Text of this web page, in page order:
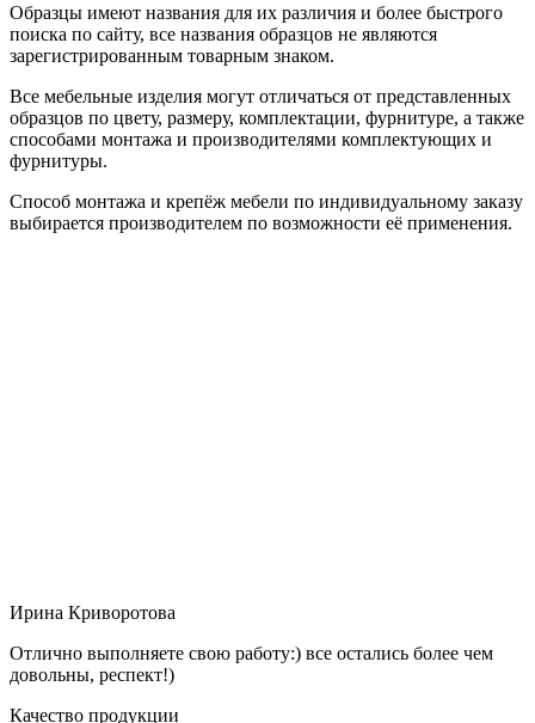
Образцы имеют названия для их различия и более быстрого
поиска по сайту, все названия образцов не являются
зарегистрированным товарным знаком.
Все мебельные изделия могут отличаться от представленных
образцов по цвету, размеру, комплектации, фурнитуре, а также
способами монтажа и производителями комплектующих и
фурнитуры.
Способ монтажа и крепёж мебели по индивидуальному заказу
выбирается производителем по возможности её применения.
Ирина Криворотова
Отлично выполняете свою работу:) все остались более чем
довольны, респект!)
Качество продукции